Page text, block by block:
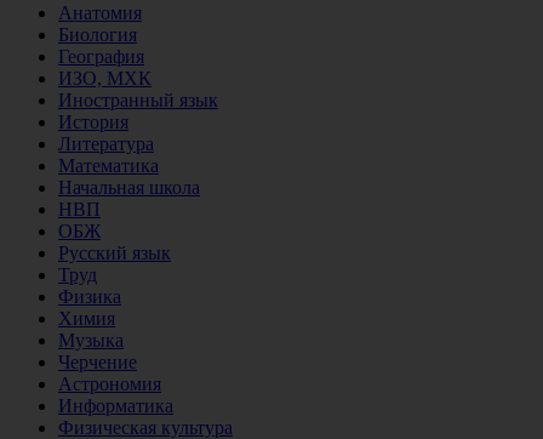
Анатомия
Биология
География
ИЗО, МХК
Иностранный язык
История
Литература
Математика
Начальная школа
НВП
ОБЖ
Русский язык
Труд
Физика
Химия
Музыка
Черчение
Астрономия
Информатика
Физическая культура